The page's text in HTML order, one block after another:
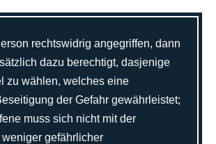
rechtswidrig angegriffen, dann
dazu berechtigt, dasjenige
zu wählen, welches eine
der Gefahr gewährleistet;
muss sich nicht mit der
gefährlicher